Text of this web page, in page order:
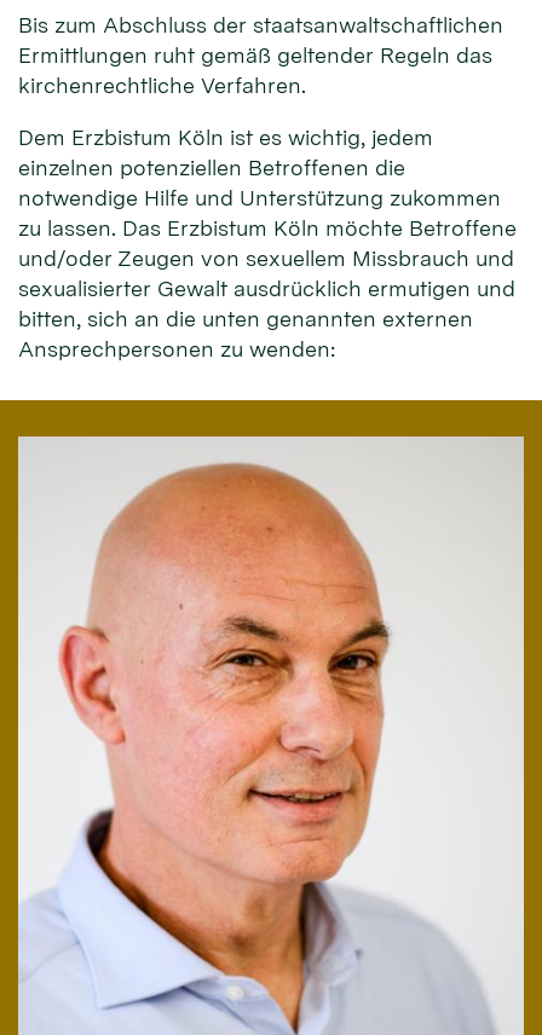
Bis zum Abschluss der staatsanwaltschaftlichen
Ermittlungen ruht gemäß geltender Regeln das
kirchenrechtliche Verfahren.
Dem Erzbistum Köln ist es wichtig, jedem
einzelnen potenziellen Betroffenen die
notwendige Hilfe und Unterstützung zukommen
zu lassen. Das Erzbistum Köln möchte Betroffene
und/oder Zeugen von sexuellem Missbrauch und
sexualisierter Gewalt ausdrücklich ermutigen und
bitten, sich an die unten genannten externen
Ansprechpersonen zu wenden: